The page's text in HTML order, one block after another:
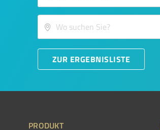
ZUR ERGEBNISLISTE
PRODUKT